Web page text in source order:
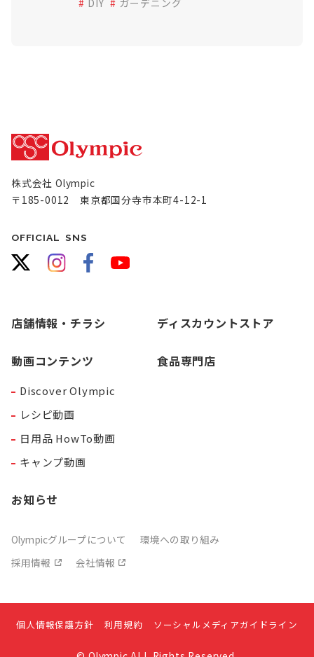
株式会社 Olympic
〒185-0012 東京都国分寺市本町4-12-1
OFFICIAL SNS
店舗情報・チラシ
動画コンテンツ
Discover Olympic
レシピ動画
日用品 HowTo動画
キャンプ動画
お知らせ
ディスカウントストア
食品専門店
Olympicグループについて
環境への取り組み
採用情報
会社情報
個人情報保護方針 利用規約 ソーシャルメディアガイドライン